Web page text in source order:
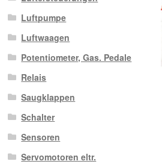
Luftpumpe
Luftwaagen
Potentiometer, Gas. Pedale
Relais
Saugklappen
Schalter
Sensoren
Servomotoren eltr.